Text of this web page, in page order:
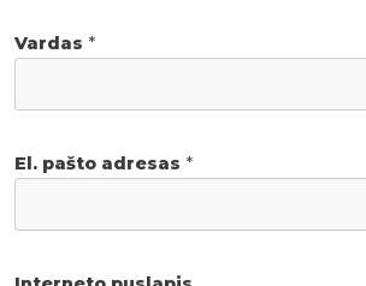
Vardas *
El. pašto adresas *